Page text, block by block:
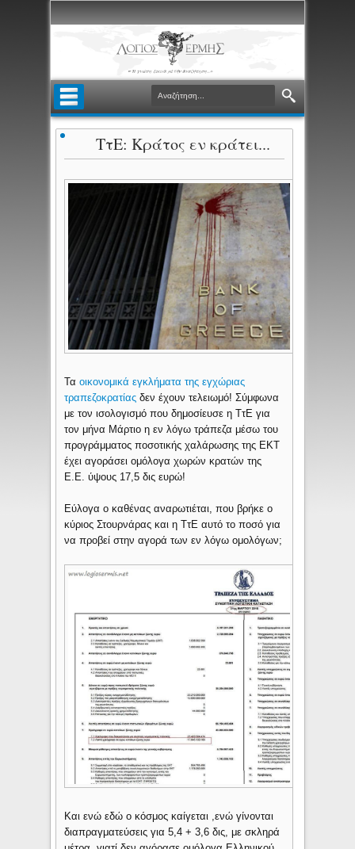
ΤτΕ: Κράτος εν κράτει...
Ταοικονομικά εγκλήματα της εγχώριας
τραπεζοκρατίας δεν έχουν τελειωμό! Σύμφωνα
με τον ισολογισμό που δημοσίευσε η ΤτΕ για
τον μήνα Μάρτιο η εν λόγω τράπεζα μέσω του
προγράμματος ποσοτικής χαλάρωσης της ΕΚΤ
έχει αγοράσει ομόλογα χωρών κρατών της
Ε.Ε. ύψους 17,5 δις ευρώ!
Εύλογα ο καθένας αναρωτιέται, που βρήκε ο
κύριος Στουρνάρας και η ΤτΕ αυτό το ποσό για
να προβεί στην αγορά των εν λόγω ομολόγων;
Και ενώ εδώ ο κόσμος καίγεται ,ενώ γίνονται
διαπραγματεύσεις για 5,4 + 3,6 δις, με σκληρά